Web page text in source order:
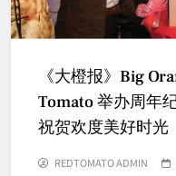
《大橙报》Big
Tomato 举办周年
祝贺欢度美好时光
REDTOMATO ADMIN